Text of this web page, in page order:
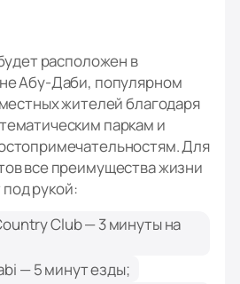
расположен в
Абу-Даби, популярном
жителей благодаря
паркам и
Для
все преимущества жизни
под рукой:
Club — 3 минуты на
— 5 минут езды;